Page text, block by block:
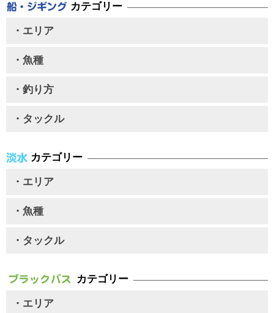
カテゴリー
・エリア
・魚種
・釣り方
・タックル
カテゴリー
・エリア
・魚種
・タックル
カテゴリー
・エリア